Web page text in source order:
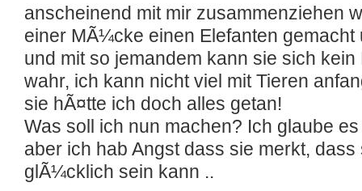
anscheinend mit mir zusammenziehen
einer MÃ¼cke einen Elefanten gemacht
und mit so jemandem kann sie sich
wahr, ich kann nicht viel mit Tieren
sie hÃ¤tte ich doch alles getan!
Was soll ich nun machen? Ich glaube
aber ich hab Angst dass sie merkt,
glÃ¼cklich sein kann ..